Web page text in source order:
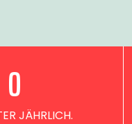
JÄHRLICH.
0